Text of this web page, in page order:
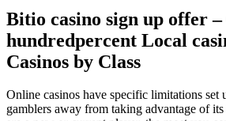
Bitio casino sign up offer
hundredpercent Local
Casinos by Class
Online casinos have specific limitations set
gamblers away from taking advantage of